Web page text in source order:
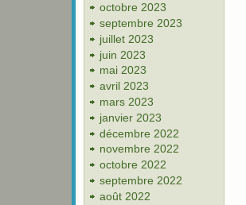
octobre 2023
septembre 2023
juillet 2023
juin 2023
mai 2023
avril 2023
mars 2023
janvier 2023
décembre 2022
novembre 2022
octobre 2022
septembre 2022
août 2022